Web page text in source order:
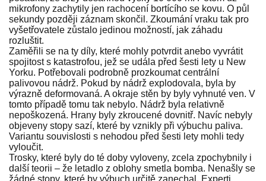
mikrofony zachytily jen rachocení bortícího se kovu. O půl
sekundy později záznam skončil. Zkoumání vraku tak pro
vyšetřovatele zůstalo jedinou možností, jak záhadu
rozluštit.
Zaměřili se na ty díly, které mohly potvrdit anebo vyvrátit
spojitost s katastrofou, jež se udála před šesti lety u New
Yorku. Potřebovali podrobně prozkoumat centrální
palivovou nádrž. Pokud by nádrž explodovala, byla by
výrazně deformovaná. A okraje stěn by byly vyhnuté ven. V
tomto případě tomu tak nebylo. Nádrž byla relativně
nepoškozená. Hrany byly zkroucené dovnitř. Navíc nebyly
objeveny stopy sazí, které by vznikly při výbuchu paliva.
Variantu souvislosti s nehodou před šesti lety mohli tedy
vyloučit.
Trosky, které byly do té doby vyloveny, zcela zpochybnily i
další teorii – že letadlo z oblohy smetla bomba. Nenašly se